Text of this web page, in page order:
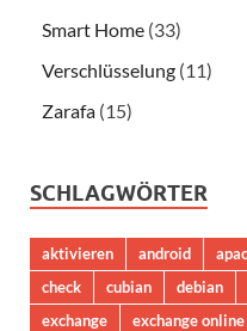
Smart Home (33)
Verschlüsselung (11)
Zarafa (15)
SCHLAGWÖRTER
aktivieren android
check
cubian debian
exchange
exchange online